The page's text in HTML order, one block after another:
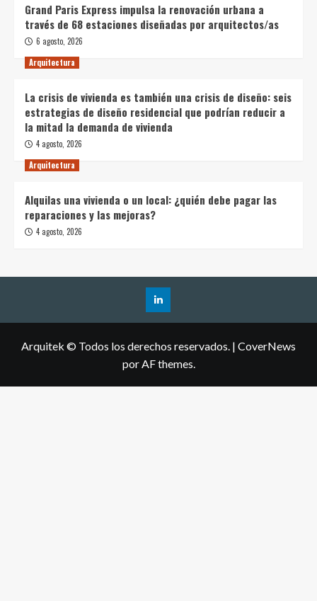
Grand Paris Express impulsa la renovación urbana a
través de 68 estaciones diseñadas por arquitectos/as
6 agosto, 2026
Arquitectura
La crisis de vivienda es también una crisis de diseño: seis
estrategias de diseño residencial que podrían reducir a
la mitad la demanda de vivienda
4 agosto, 2026
Arquitectura
Alquilas una vivienda o un local: ¿quién debe pagar las
reparaciones y las mejoras?
4 agosto, 2026
Arquitek © Todos los derechos reservados. | CoverNews
por AF themes.